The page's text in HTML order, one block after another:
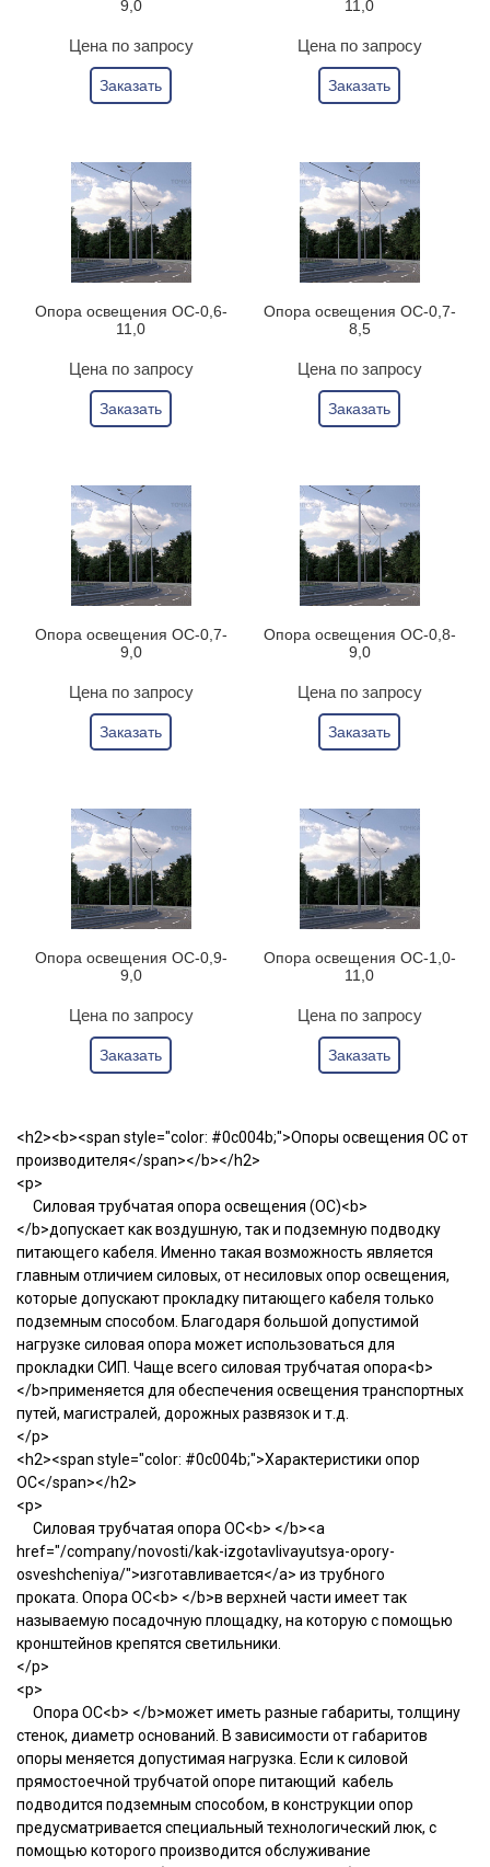
9,0
Цена по запросу
Заказать
11,0
Цена по запросу
Заказать
Опора освещения ОС-0,6-
11,0
Цена по запросу
Заказать
Опора освещения ОС-0,7-
8,5
Цена по запросу
Заказать
Опора освещения ОС-0,7-
9,0
Цена по запросу
Заказать
Опора освещения ОС-0,8-
9,0
Цена по запросу
Заказать
Опора освещения ОС-0,9-
9,0
Цена по запросу
Заказать
Опора освещения ОС-1,0-
11,0
Цена по запросу
Заказать
<h2><b><span style="color: #0c004b;">Опоры освещения ОС от
производителя</span></b></h2>
<p>
Силовая трубчатая опора освещения (ОС)<b>
</b>допускает как воздушную, так и подземную подводку
питающего кабеля. Именно такая возможность является
главным отличием силовых, от несиловых опор освещения,
которые допускают прокладку питающего кабеля только
подземным способом. Благодаря большой допустимой
нагрузке силовая опора может использоваться для
прокладки СИП. Чаще всего силовая трубчатая опора<b>
</b>применяется для обеспечения освещения транспортных
путей, магистралей, дорожных развязок и т.д.
</p>
<h2><span style="color: #0c004b;">Характеристики опор
ОС</span></h2>
<p>
Силовая трубчатая опора ОС<b> </b><a
href="/company/novosti/kak-izgotavlivayutsya-opory-
osveshcheniya/">изготавливается</a> из трубного
проката. Опора ОС<b> </b>в верхней части имеет так
называемую посадочную площадку, на которую с помощью
кронштейнов крепятся светильники.
</p>
<p>
Опора ОС<b> </b>может иметь разные габариты, толщину
стенок, диаметр оснований. В зависимости от габаритов
опоры меняется допустимая нагрузка. Если к силовой
прямостоечной трубчатой опоре питающий кабель
подводится подземным способом, в конструкции опор
предусматривается специальный технологический люк, с
помощью которого производится обслуживание